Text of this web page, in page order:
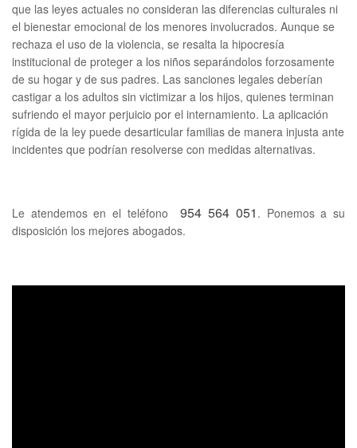
que las leyes actuales no consideran las diferencias culturales ni
el bienestar emocional de los menores involucrados. Aunque se
rechaza el uso de la violencia, se resalta la hipocresía
institucional de proteger a los niños separándolos forzosamente
de su hogar y de sus padres. Las sanciones legales deberían
castigar a los adultos sin victimizar a los hijos, quienes terminan
sufriendo el mayor perjuicio por el internamiento. La aplicación
rígida de la ley puede desarticular familias de manera injusta ante
incidentes que podrían resolverse con medidas alternativas.
Le atendemos en el teléfono954 564 051 . Ponemos a su
disposición los mejores abogados.